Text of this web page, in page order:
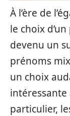
À l’ère de
le choix
devenu un
prénoms
un choix
particulier,